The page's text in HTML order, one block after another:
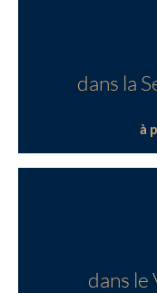
dans la
à
dans